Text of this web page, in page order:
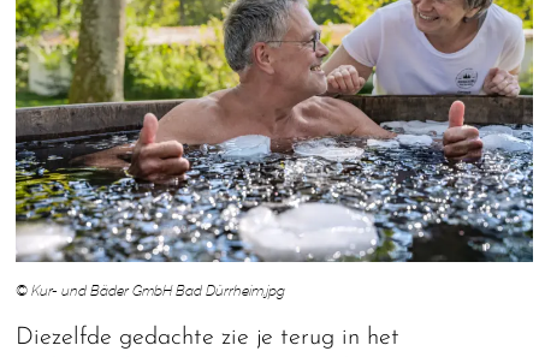
© Kur- und Bäder GmbH Bad Dürrheim.jpg
Diezelfde gedachte zie je terug in het